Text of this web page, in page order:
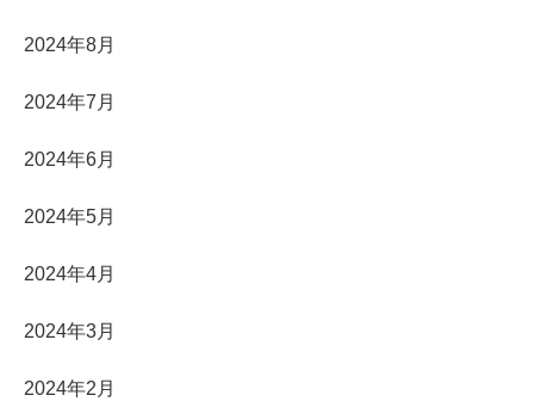
2024年8月
2024年7月
2024年6月
2024年5月
2024年4月
2024年3月
2024年2月